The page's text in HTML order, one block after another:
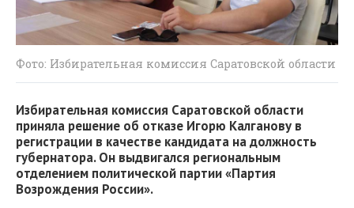
Фото: Избирательная комиссия Саратовской области
Избирательная комиссия Саратовской области
приняла решение об отказе Игорю Калганову в
регистрации в качестве кандидата на должность
губернатора. Он выдвигался региональным
отделением политической партии «Партия
Возрождения России».